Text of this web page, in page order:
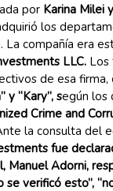
por Karina Milei
los
compañía era
LLC. Los
de esa
y “Kary”, según los
Crime and
la consulta del
fue
Manuel Adorni,
se verificó esto”,